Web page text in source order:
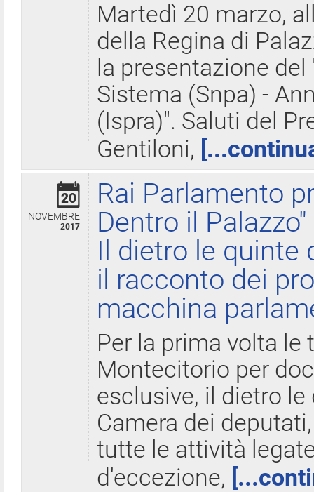
Martedì 20 marzo,
della Regina di
la presentazione
Sistema (Snpa) -
(Ispra)". Saluti del
Gentiloni,
20
NOVEMBRE
2017
Rai Parlamento
Dentro il Palazzo"
Il dietro le quinte
il racconto dei
macchina
Per la prima volta le
Montecitorio per
esclusive, il dietro
Camera dei
tutte le attività
d'eccezione,